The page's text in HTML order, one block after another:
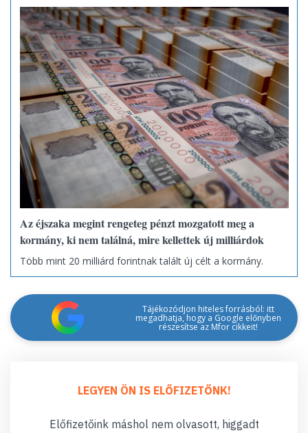
Az éjszaka megint rengeteg pénzt mozgatott meg a
kormány, ki nem találná, mire kellettek új milliárdok
Több mint 20 milliárd forintnak talált új célt a kormány.
Tájékozódjon hiteles forrásból: itt
megadhatja, hogy a Google előnyben
részesítse az Mfor cikkeit!
LEGYEN ÖN IS ELŐFIZETŐNK!
Előfizetőink máshol nem olvasott, higgadt